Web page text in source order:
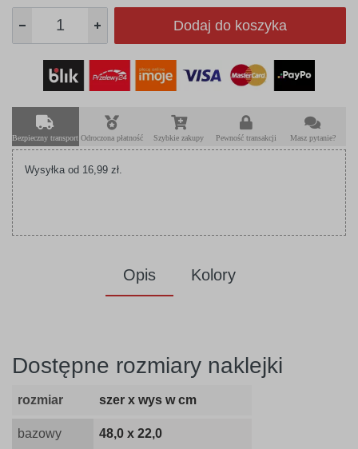
Dodaj do koszyka
Bezpieczny transport Odroczona płatność Szybkie zakupy Pewność transakcji Masz pytanie?
Wysyłka od 16,99 zł.
Opis Kolory
Dostępne rozmiary naklejki
rozmiar szer x wys w cm
bazowy 48,0 x 22,0